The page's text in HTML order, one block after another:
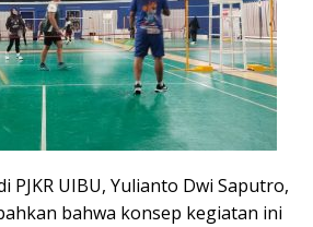
PJKR UIBU, Yulianto Dwi Saputro,
bahwa konsep kegiatan ini